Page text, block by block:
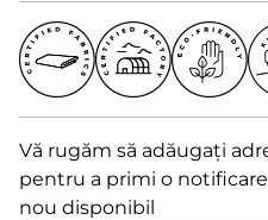
Vă rugăm să adăugați
pentru a primi o
nou disponibil